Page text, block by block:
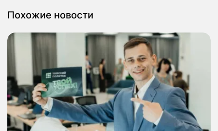
Похожие новости